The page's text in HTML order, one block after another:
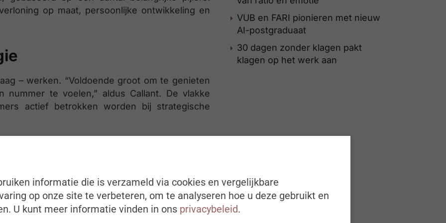
op maat, persoonlijke ontwikkeling en
– werken. “Voldoende groot om te genieten
te voelen,” aldus Callant. De vlakke
actief betrokken worden bij strategische
de werknemers de organisatie
dat het gemiddelde in België bij de
wordt betrokken in strategische
voor de uitrol van de acties uit
VUB en FARI pionieren met nieuw
AI-postgraduaat
30 dagen zonder klagen pakt
klagen op het werk aan
informatie die is verzameld via cookies en vergelijkbare
op onze site te verbeteren, om te analyseren hoe u deze gebruikt en
U kunt meer informatie vinden in ons privacybeleid.